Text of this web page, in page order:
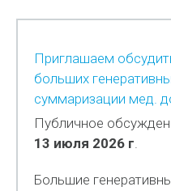
Приглашаем
больших
суммаризации мед.
Публичное
13 июля 2026 г.
Большие